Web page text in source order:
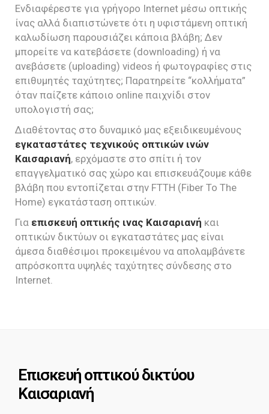
Ενδιαφέρεστε για γρήγορο Internet μέσω οπτικής
ίνας αλλά διαπιστώνετε ότι η υφιστάμενη οπτική
καλωδίωση παρουσιάζει κάποια βλάβη; Δεν
μπορείτε να κατεβάσετε (downloading) ή να
ανεβάσετε (uploading) videos ή φωτογραφίες στις
επιθυμητές ταχύτητες; Παρατηρείτε “κολλήματα”
όταν παίζετε κάποιο online παιχνίδι στον
υπολογιστή σας;
Διαθέτοντας στο δυναμικό μας εξειδικευμένους
εγκαταστάτες τεχνικούς οπτικών ινών
Καισαριανή, ερχόμαστε στο σπίτι ή τον
επαγγελματικό σας χώρο και επισκευάζουμε κάθε
βλάβη που εντοπίζεται στην FTTH (Fiber To The
Home) εγκατάσταση οπτικών.
Για επισκευή οπτικής ινας Καισαριανή και
οπτικών δικτύων οι εγκαταστάτες μας είναι
άμεσα διαθέσιμοι προκειμένου να απολαμβάνετε
απρόσκοπτα υψηλές ταχύτητες σύνδεσης στο
Internet.
Επισκευή οπτικού δικτύου
Καισαριανή